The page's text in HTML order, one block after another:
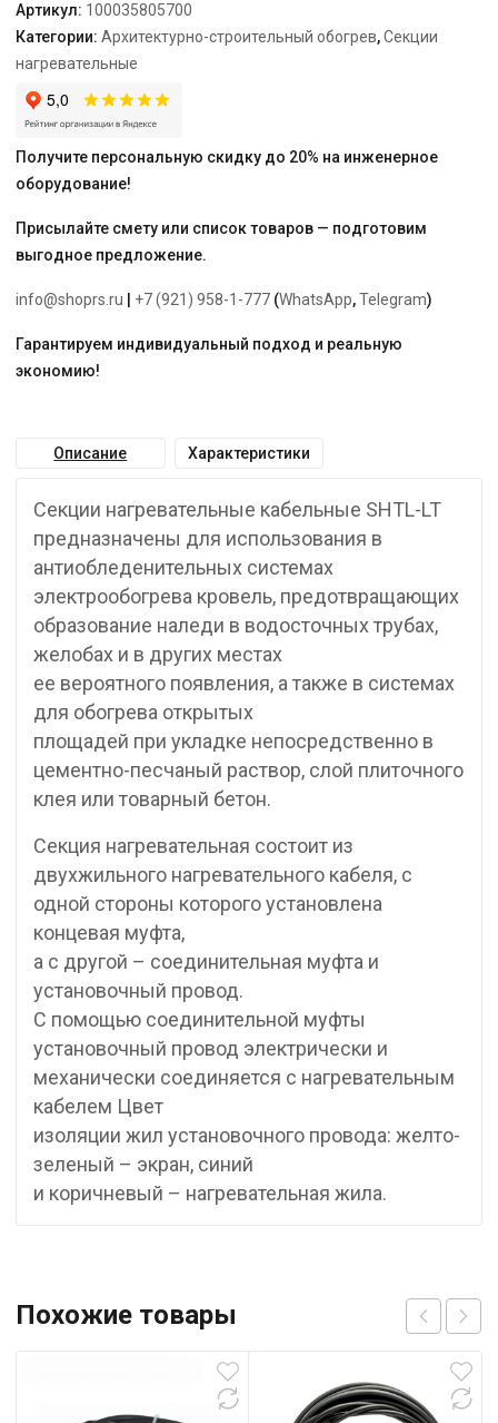
2800-
40
Артикул: 100035805700
Категории: Архитектурно-строительный обогрев,Секции
нагревательные
Получите персональную скидку до 20% на инженерное
оборудование!
Присылайте смету или список товаров — подготовим
выгодное предложение.
info@shoprs.ru +7 (921) 958-1-777 (WhatsApp,Telegram)
Гарантируем индивидуальный подход и реальную
экономию!
Описание Характеристики
Секции нагревательные кабельные SHTL-LT
предназначены для использования в
антиобледенительных системах
электрообогрева кровель, предотвращающих
образование наледи в водосточных трубах,
желобах и в других местах
ее вероятного появления, а также в системах
для обогрева открытых
площадей при укладке непосредственно в
цементно-песчаный раствор, слой плиточного
клея или товарный бетон.
Секция нагревательная состоит из
двухжильного нагревательного кабеля, с
одной стороны которого установлена
концевая муфта,
а с другой – соединительная муфта и
установочный провод.
С помощью соединительной муфты
установочный провод электрически и
механически соединяется с нагревательным
кабелем Цвет
изоляции жил установочного провода: желто-
зеленый – экран, синий
и коричневый – нагревательная жила.
Похожие товары